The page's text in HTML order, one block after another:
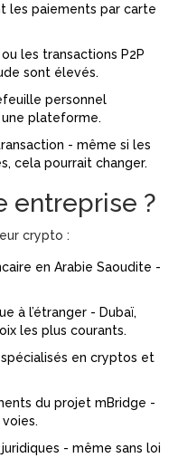
les paiements par carte
les transactions P2P
sont élevés.
personnel
une plateforme.
- même si les
cela pourrait changer.
entreprise ?
crypto :
en Arabie Saoudite -
à l’étranger - Dubaï,
les plus courants.
en cryptos et
du projet mBridge -
- même sans loi